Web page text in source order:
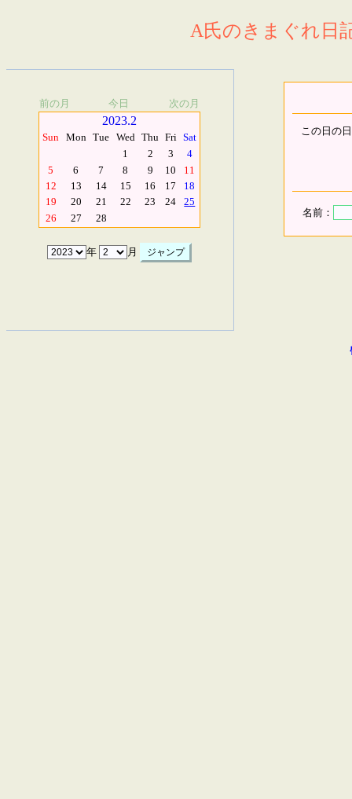
A氏のきまぐれ日
前の月 今日 次の月
2023.2
Sun Mon Tue Wed Thu Fri Sat
1
2 3
4
5
6 7 8 9 10
11
12
13 14 15 16 17
18
19
20 21 22 23 24
25
26
27 28
年 月
この日の
名前：